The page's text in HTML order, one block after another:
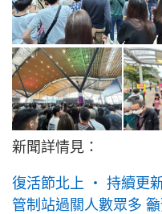
新聞詳情見：
復活節北上 ‧ 持續更
管制站過關人數眾多